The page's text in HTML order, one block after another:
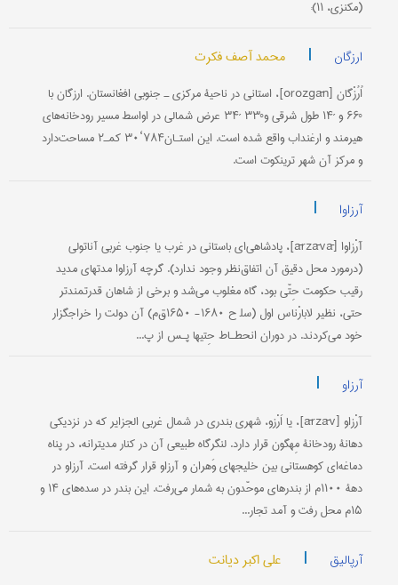
(مکنزی، ۱۱):
ارزگان | محمد آصف فکرت
اُرُزْگان [orozgān]، استانی در ناحیۀ مرکزی ـ جنوبی افغانستان. ارزگان با
°۶۶ و ´۱۴ طول شرقی و°۳۳ ´۳۴ عرض شمالی در اواسط مسیر رودخانه‌های
هیرمند و ارغنداب واقع شده است. این استـان۷۸۴‘۳۰ کمـ۲ مساحت‌دارد
و مرکز آن شهر ترینکوت است.
آرزاوا |
آرْزاوا [ārzāvā]، پادشاهی‌ای باستانی در غرب یا جنوب غربی آناتولی
(درمورد محل دقیق آن اتفاق‌نظر وجود ندارد). گرچه آرزاوا مدتهای مدید
رقیب حکومت حِتّی بود، گاه مغلوب می‌شد و برخی از شاهان قدرتمندتر
حتی، نظیر لابارْناس اول (سل‍ ح ۱۶۸۰- ۱۶۵۰ق‌م) آن ‌دولت را خراجگزار
خود می‌کردند. در دوران ‌انحطـاط حِتیها پـس از پ...
آرزاو |
آرْزاو [ārzāv]، یا اَرْزو، شهری بندری در شمال غربی الجزایر که در نزدیکی
دهانۀ رودخانۀ مِهگون قرار دارد. لنگرگاه طبیعی آن در کنار مدیترانه، در پناه
دماغه‌ای کوهستانی بین خلیجهای وَهران و آرزاو قرار گرفته است. آرزاو در
دهۀ ۱۱۰۰م از بندرهای موحّدون به شمار می‌رفت. این بندر در سده‌های ۱۴ و
۱۵م محل رفت و ‌آمد تجار...
آرپالیق | علی اکبر دیانت